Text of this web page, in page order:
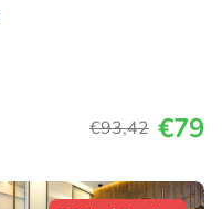
€93,42 €79